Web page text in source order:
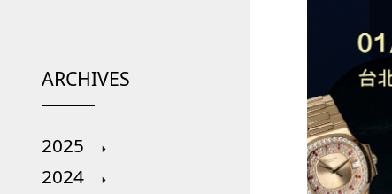
ARCHIVES
2025
2024